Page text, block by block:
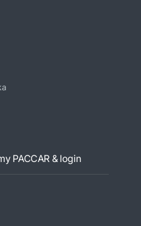
PACCAR & login